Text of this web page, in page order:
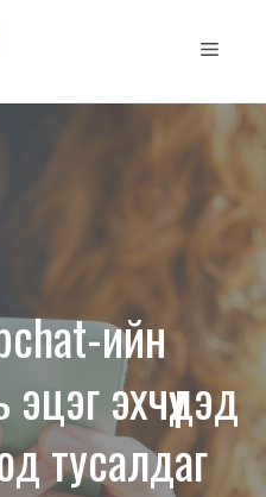
Menu
ийн
эхчүүдэд
тусалдаг